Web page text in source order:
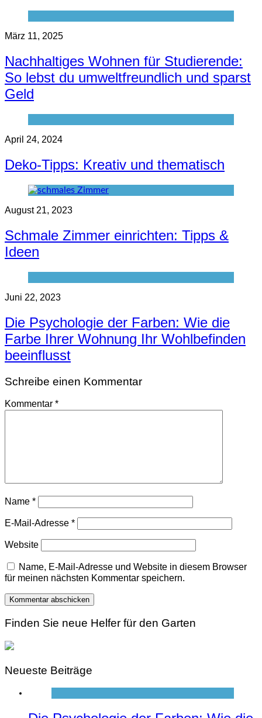
März 11, 2025
Nachhaltiges Wohnen für Studierende:
So lebst du umweltfreundlich und sparst
Geld
April 24, 2024
Deko-Tipps: Kreativ und thematisch
August 21, 2023
Schmale Zimmer einrichten: Tipps &
Ideen
Juni 22, 2023
Die Psychologie der Farben: Wie die
Farbe Ihrer Wohnung Ihr Wohlbefinden
beeinflusst
Schreibe einen Kommentar
Kommentar *
Name *
E-Mail-Adresse *
Website
Name, E-Mail-Adresse und Website in diesem Browser
für meinen nächsten Kommentar speichern.
Finden Sie neue Helfer für den Garten
Neueste Beiträge